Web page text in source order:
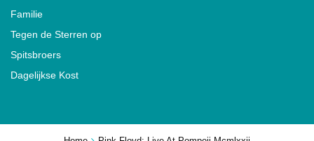
Familie
Tegen de Sterren op
Spitsbroers
Dagelijkse Kost